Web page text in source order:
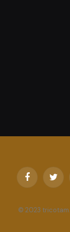
Facebook
© 2023